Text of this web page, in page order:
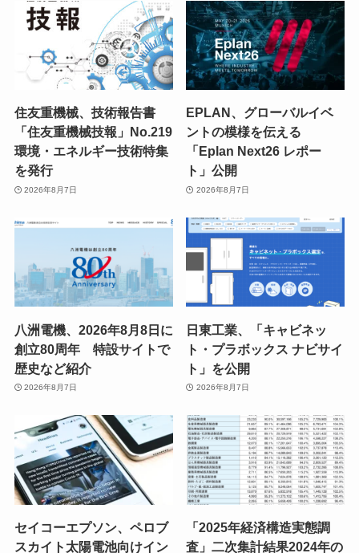
住友重機械、技術報告書
「住友重機械技報」No.219
環境・エネルギー技術特集
を発行
2026年8月7日
EPLAN、グローバルイベ
ントの模様を伝える
「Eplan Next26 レポー
ト」公開
2026年8月7日
八洲電機、2026年8月8日に
創立80周年 特設サイトで
歴史など紹介
2026年8月7日
日東工業、「キャビネッ
ト・プラボックス ナビサイ
ト」を公開
2026年8月7日
セイコーエプソン、ペロブ
スカイト太陽電池向けイン
「2025年経済構造実態調
査」二次集計結果2024年の